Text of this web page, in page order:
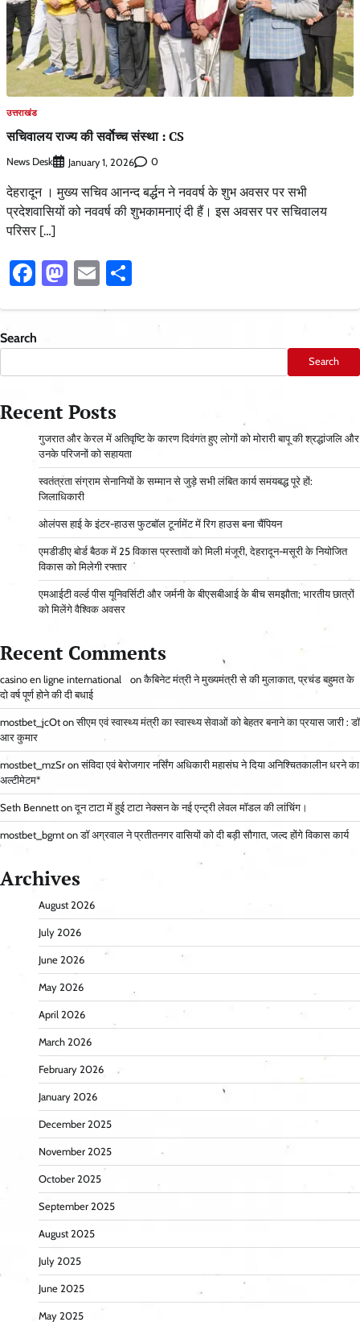
उत्तराखंड
सचिवालय राज्य की सर्वाेच्च संस्था : CS
News Desk January 1, 2026 0
देहरादून । मुख्य सचिव आनन्द बर्द्धन ने नववर्ष के शुभ अवसर पर सभी
प्रदेशवासियों को नववर्ष की शुभकामनाएं दी हैं। इस अवसर पर सचिवालय
परिसर […]
Facebook
Mastodon
Email
Search
Search
Recent Posts
गुजरात और केरल में अतिवृष्टि के कारण दिवंगत हुए लोगों को मोरारी बापू की श्रद्धांजलि और
उनके परिजनों को सहायता
स्वतंत्रता संग्राम सेनानियों के सम्मान से जुड़े सभी लंबित कार्य समयबद्ध पूरे हों:
जिलाधिकारी
ओलंपस हाई के इंटर-हाउस फुटबॉल टूर्नामेंट में रिग हाउस बना चैंपियन
एमडीडीए बोर्ड बैठक में 25 विकास प्रस्तावों को मिली मंजूरी, देहरादून-मसूरी के नियोजित
विकास को मिलेगी रफ्तार
एमआईटी वर्ल्ड पीस यूनिवर्सिटी और जर्मनी के बीएसबीआई के बीच समझौता; भारतीय छात्रों
को मिलेंगे वैश्विक अवसर
Recent Comments
casino en ligne international onकैबिनेट मंत्री ने मुख्यमंत्री से की मुलाकात, प्रचंड बहुमत के
दो वर्ष पूर्ण होने की दी बधाई
mostbet_jcOt onसीएम एवं स्वास्थ्य मंत्री का स्वास्थ्य सेवाओं को बेहतर बनाने का प्रयास जारी : डॉ
आर कुमार
mostbet_mzSr onसंविदा एवं बेरोजगार नर्सिंग अधिकारी महासंघ ने दिया अनिश्चितकालीन धरने का
अल्टीमेटम*
Seth Bennett onदून टाटा में हुई टाटा नेक्सन के नई एन्ट्री लेवल मॉडल की लांचिंग।
mostbet_bgmt onडॉ अग्रवाल ने प्रतीतनगर वासियों को दी बड़ी सौगात, जल्द होंगे विकास कार्य
Archives
August 2026
July 2026
June 2026
May 2026
April 2026
March 2026
February 2026
January 2026
December 2025
November 2025
October 2025
September 2025
August 2025
July 2025
June 2025
May 2025